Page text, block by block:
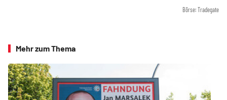
Börse: Tradegate
Mehr zum Thema